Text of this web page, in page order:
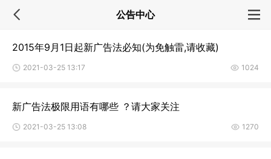
公告中心
2015年9月1日起新广告法必知(为免触雷,请收藏)
2021-03-25 13:17 1024
新广告法极限用语有哪些 ？请大家关注
2021-03-25 13:08 1270